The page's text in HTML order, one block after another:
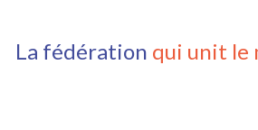
La fédération qui unit le